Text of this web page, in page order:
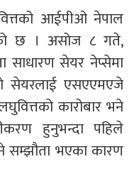
आईपीओ नेपाल
छ । असोज ८ गते,
साधारण सेयर नेप्सेमा
सेयरलाई एसएएमएजे
कारोबार भने
हुनुभन्दा पहिले
सम्झौता भएका कारण